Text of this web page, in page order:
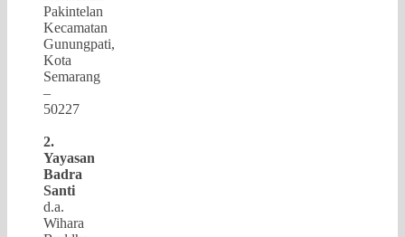
Pakintelan
Kecamatan
Gunungpati,
Kota
Semarang
–
50227
2.
Yayasan
Badra
Santi
d.a.
Wihara